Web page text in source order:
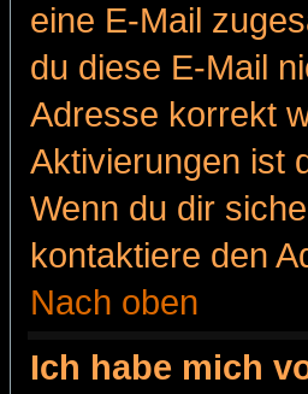
eine E-Mail
du diese E-Mail
Adresse korrekt
Aktivierungen ist
Wenn du dir
kontaktiere den
Nach oben
Ich habe mich